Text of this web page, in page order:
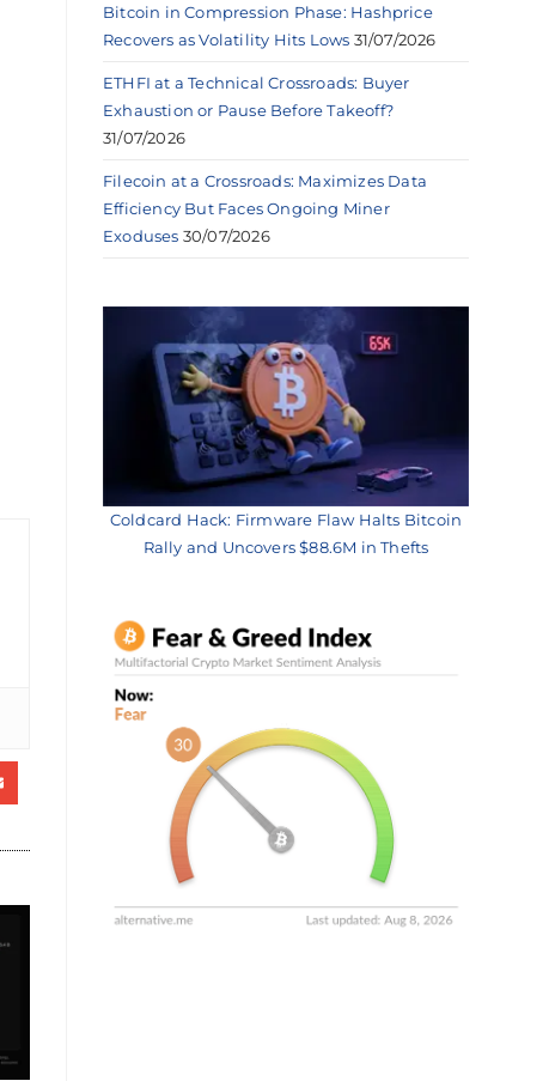
Bitcoin in Compression Phase: Hashprice
Recovers as Volatility Hits Lows 31/07/2026
ETHFI at a Technical Crossroads: Buyer
Exhaustion or Pause Before Takeoff?
31/07/2026
Filecoin at a Crossroads: Maximizes Data
Efficiency But Faces Ongoing Miner
Exoduses 30/07/2026
Coldcard Hack: Firmware Flaw Halts Bitcoin
Rally and Uncovers $88.6M in Thefts